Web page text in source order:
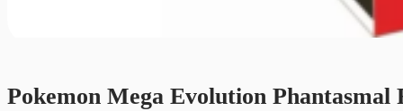
Pokemon Mega Evolution Phantasmal